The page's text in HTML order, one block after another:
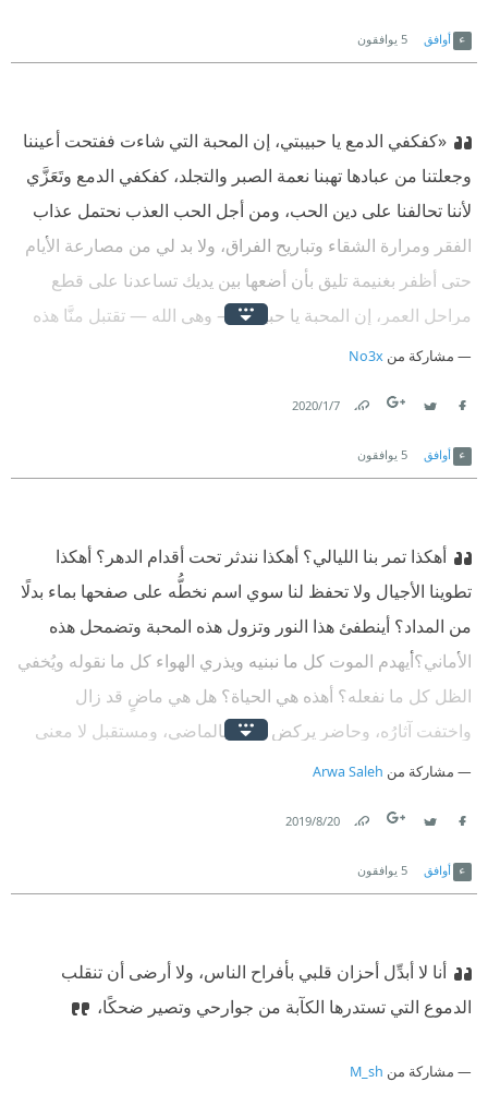
أوافق 5 يوافقون
«كفكفي الدمع يا حبيبتي، إن المحبة التي شاءت ففتحت أعيننا
وجعلتنا من عبادها تهبنا نعمة الصبر والتجلد، كفكفي الدمع وتَعَزَّي
لأننا تحالفنا على دين الحب، ومن أجل الحب العذب نحتمل عذاب
الفقر ومرارة الشقاء وتباريح الفراق، ولا بد لي من مصارعة الأيام
حتى أظفر بغنيمة تليق بأن أضعها بين يديك تساعدنا على قطع
مراحل العمر، إن المحبة يا حبيبتي — وهي الله — تقتبل منَّا هذه
التنهدات وهذه الدموع كبخور عاطر، وهي تكافئنا عليها بقدر ما
مشاركة من No3x
7‏/1‏/2020
أوافق 5 يوافقون
‫أهكذا تمر بنا الليالي؟ أهكذا نندثر تحت أقدام الدهر؟ أهكذا
تطوينا الأجيال ولا تحفظ لنا سوي اسم نخطُّه على صفحها بماء بدلًا
من المداد؟ أينطفئ هذا النور وتزول هذه المحبة وتضمحل هذه
الأماني؟‬‫أيهدم الموت كل ما نبنيه ويذري الهواء كل ما نقوله ويُخفي
الظل كل ما نفعله؟ أهذه هي الحياة؟ هل هي ماضٍ قد زال
واختفت آثارُه، وحاضر يركض لاحقًا بالماضي، ومستقبل لا معنى
له إلا إذا ما مر وصار حاضرًا أو ماضيًا؟ أتزول جميع مسرات قلوبنا
مشاركة من Arwa Saleh
20‏/8‏/2019
أوافق 5 يوافقون
أنا لا أبدِّل أحزان قلبي بأفراح الناس، ولا أرضى أن تنقلب
الدموع التي تستدرها الكآبة من جوارحي وتصير ضحكًا،
مشاركة من M_sh